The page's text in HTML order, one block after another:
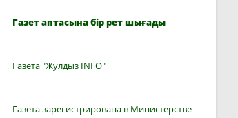
Газет аптасына бір рет шығады
Газета "Жулдыз INFO"
Газета зарегистрирована в Министерстве